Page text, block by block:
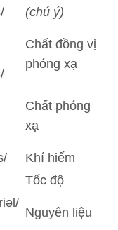
(chú ý)
Chất đồng vị
phóng xạ
Chất phóng
xạ
Khí hiếm
Tốc độ
Nguyên liệu